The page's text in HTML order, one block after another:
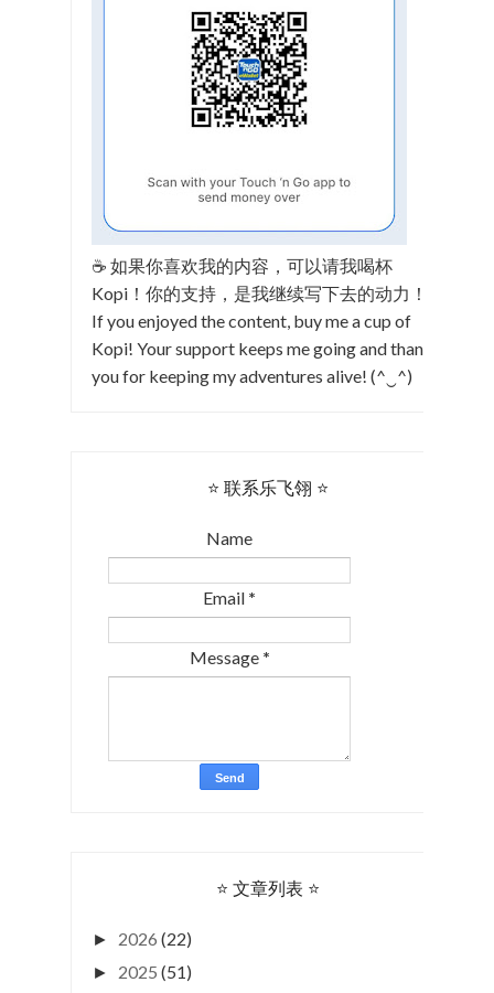
☕ 如果你喜欢我的内容，可以请我喝杯
Kopi！你的支持，是我继续写下去的动力！
If you enjoyed the content, buy me a cup of
Kopi! Your support keeps me going and thank
you for keeping my adventures alive! (^‿^)
⭐ 联系乐飞翎 ⭐
Name
Email *
Message *
⭐ 文章列表 ⭐
► 2026 (22)
► 2025 (51)